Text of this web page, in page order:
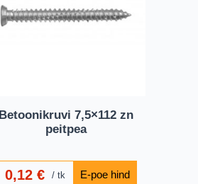
Betoonikruvi 7,5×112 zn
peitpea
0,12€ tk